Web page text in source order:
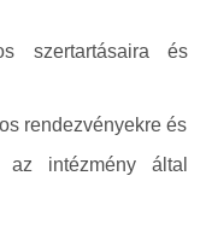
szertartásaira és
rendezvényekre és
az intézmény által